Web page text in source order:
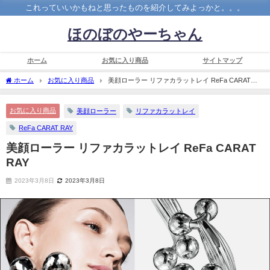
これっていいかもねと思ったものを紹介してみよっかと。。。
ほのぼのやーちゃん
ホーム お気に入り商品 サイトマップ
ホーム お気に入り商品
美顔ローラー リファカラットレイ ReFa CARAT
RAY
お気に入り商品 美顔ローラー リファカラットレイ
ReFa CARAT RAY
美顔ローラー リファカラットレイ ReFa CARAT
RAY
2023年3月8日 2023年3月8日